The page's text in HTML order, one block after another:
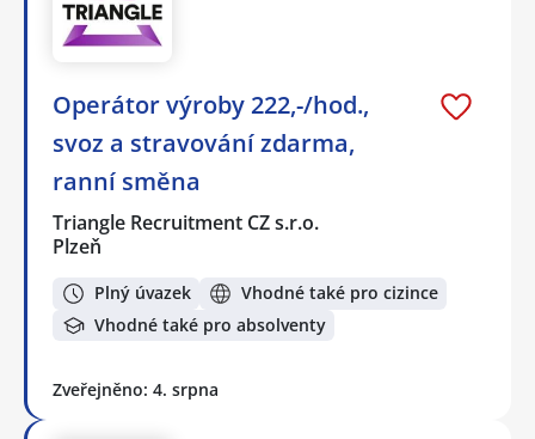
Operátor výroby 222,-/hod.,
svoz a stravování zdarma,
ranní směna
Triangle Recruitment CZ s.r.o.
Plzeň
Plný úvazek
Vhodné také pro cizince
Vhodné také pro absolventy
Zveřejněno: 4. srpna